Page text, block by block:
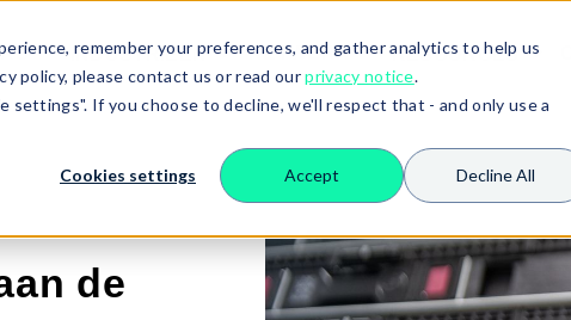
remember your preferences, and gather analytics to help us
policy, please contact us or read ourprivacy notice.
settings". If you choose to decline, we'll respect that - and only use a
Cookies settings Accept Decline All
SHOW SUBMENU FOR SERVERS
INDUSTRIEËN NETWERK SHOW SUBMENU
RESOURCES
de